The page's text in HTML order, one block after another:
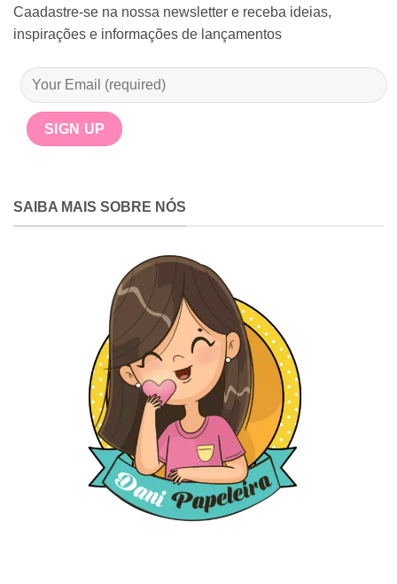
Caadastre-se na nossa newsletter e receba ideias,
inspirações e informações de lançamentos
SAIBA MAIS SOBRE NÓS